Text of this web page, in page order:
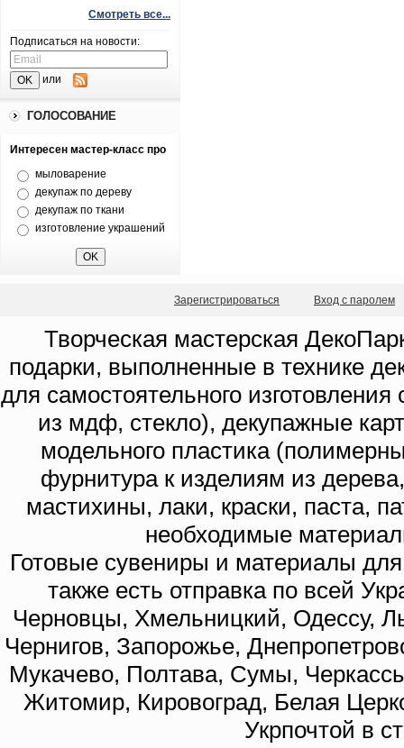
Смотреть все...
Подписаться на новости:
или
ГОЛОСОВАНИЕ
Интересен мастер-класс про
мыловарение
декупаж по дереву
декупаж по ткани
изготовление украшений
Зарегистрироваться Вход с паролем
Творческая мастерская
подарки, выполненные в технике
для самостоятельного
из мдф, стекло), декупажные
модельного пластика
фурнитура к изделиям из
мастихины, лаки, краски, паста,
необходимые
Готовые сувениры и материалы
также есть отправка по всей
Черновцы, Хмельницкий, Одессу,
Чернигов, Запорожье,
Мукачево, Полтава, Сумы,
Житомир, Кировоград, Белая
Укрпочтой в